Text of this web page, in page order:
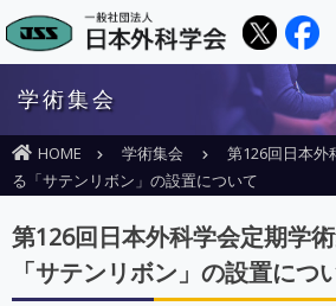
学術集会
HOME 学術集会
第126回日本外
る「サテンリボン」の設置について
第126回日本外科学会定期学
「サテンリボン」の設置につ